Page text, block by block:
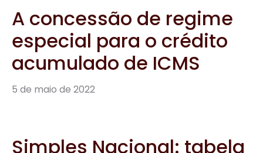
A concessão de regime
especial para o crédito
acumulado de ICMS
5 de maio de 2022
Simples Nacional: tabela